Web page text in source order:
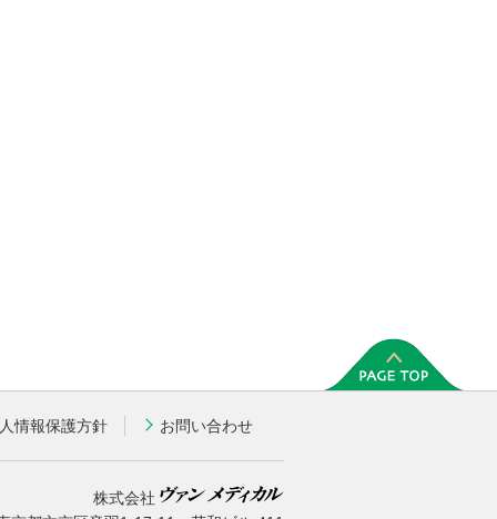
情報保護方針 お問い合わせ
株式会社